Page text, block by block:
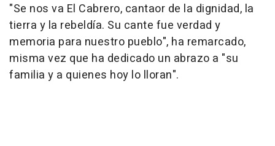
"Se nos va El Cabrero, cantaor de la dignidad, la
tierra y la rebeldía. Su cante fue verdad y
memoria para nuestro pueblo", ha remarcado,
misma vez que ha dedicado un abrazo a "su
familia y a quienes hoy lo lloran".